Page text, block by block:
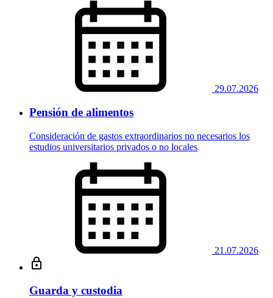
29.07.2026
Pensión de alimentos
Consideración de gastos extraordinarios no necesarios los
estudios universitarios privados o no locales
21.07.2026
Guarda y custodia